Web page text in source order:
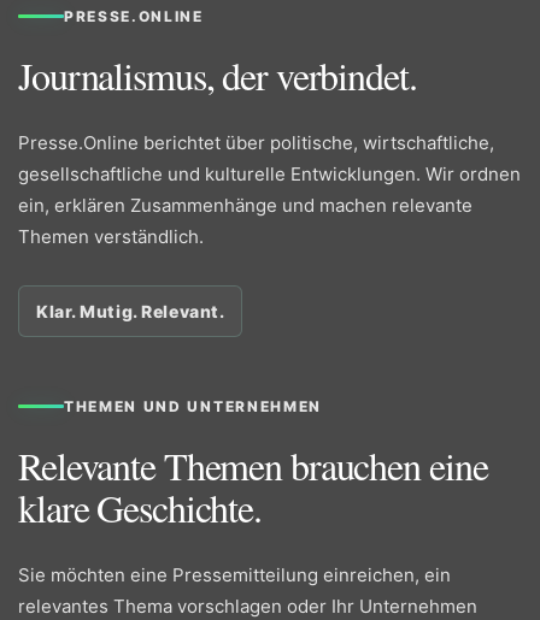
PRESSE.ONLINE
Journalismus, der verbindet.
Presse.Online berichtet über politische, wirtschaftliche,
gesellschaftliche und kulturelle Entwicklungen. Wir ordnen
ein, erklären Zusammenhänge und machen relevante
Themen verständlich.
Klar. Mutig. Relevant.
THEMEN UND UNTERNEHMEN
Relevante Themen brauchen eine
klare Geschichte.
Sie möchten eine Pressemitteilung einreichen, ein
relevantes Thema vorschlagen oder Ihr Unternehmen